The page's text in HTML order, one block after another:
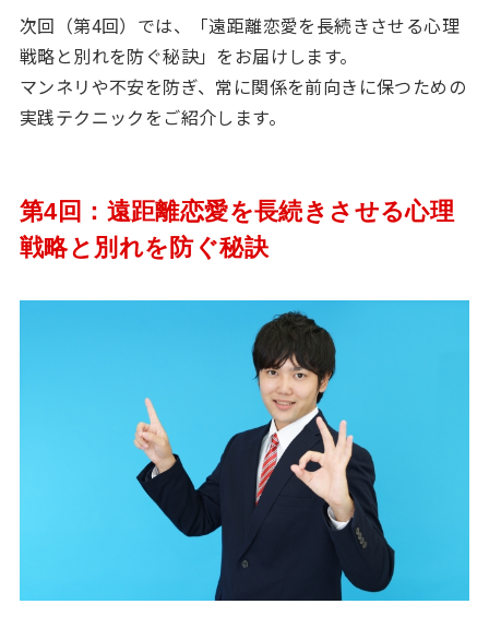
次回（第4回）では、「遠距離恋愛を長続きさせる心理
戦略と別れを防ぐ秘訣」をお届けします。
マンネリや不安を防ぎ、常に関係を前向きに保つための
実践テクニックをご紹介します。
第4回：遠距離恋愛を長続きさせる心理
戦略と別れを防ぐ秘訣